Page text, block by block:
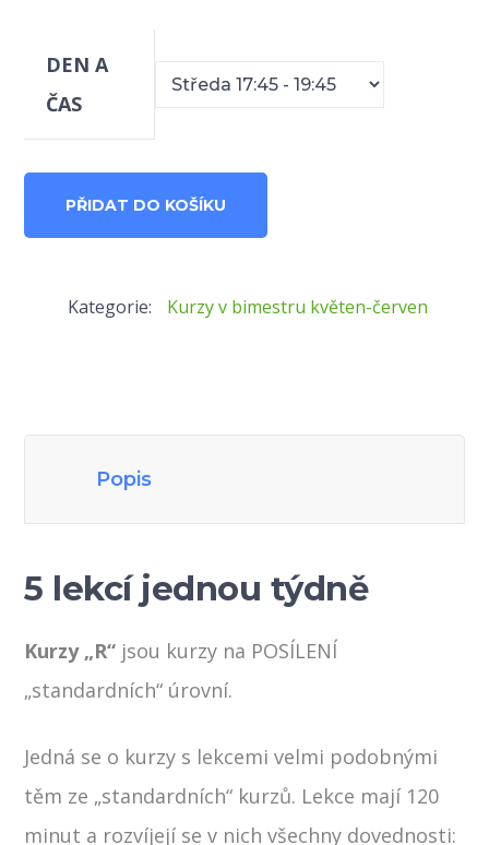
DEN A
ČAS
R
červen
PŘIDAT DO KOŠÍKU
Kategorie: Kurzy v bimestru květen-červen
Popis
5 lekcí jednou týdně
Kurzy „R“ jsou kurzy na POSÍLENÍ
„standardních“ úrovní.
Jedná se o kurzy s lekcemi velmi podobnými
těm ze „standardních“ kurzů. Lekce mají 120
minut a rozvíjejí se v nich všechny dovednosti: